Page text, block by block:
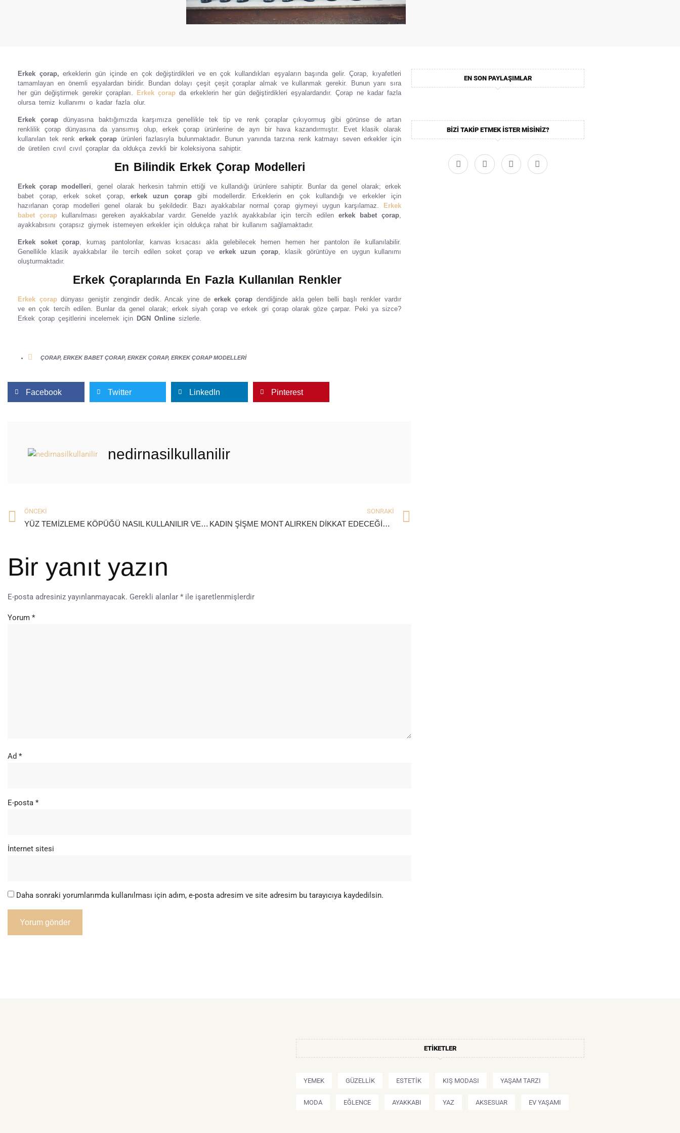
Erkek çorap,erkeklerin gün içinde en çok değiştirdikleri ve en çok kullandıkları eşyaların başında gelir. Çorap, kıyafetleri
tamamlayan en önemli eşyalardan biridir. Bundan dolayı çeşit çeşit çoraplar almak ve kullanmak gerekir. Bunun yanı sıra
her gün değiştirmek gerekir çorapları.
Erkek çorap da erkeklerin her gün değiştirdikleri eşyalardandır. Çorap ne kadar fazla
olursa temiz kullanımı o kadar fazla olur.
Erkek çorapdünyasına baktığımızda karşımıza genellikle tek tip ve renk çoraplar çıkıyormuş gibi görünse de artan
renklilik çorap dünyasına da yansımış olup, erkek çorap ürünlerine de ayrı bir hava kazandırmıştır. Evet klasik olarak
kullanılan tek renk erkek çorap ürünleri fazlasıyla bulunmaktadır. Bunun yanında tarzına renk katmayı seven erkekler için
de üretilen cıvıl cıvıl çoraplar da oldukça zevkli bir koleksiyona sahiptir.
En Bilindik Erkek Çorap Modelleri
Erkek çorap modelleri, genel olarak herkesin tahmin ettiği ve kullandığı ürünlere sahiptir. Bunlar da genel olarak; erkek
babet çorap, erkek soket çorap, erkek uzun çorap gibi modellerdir. Erkeklerin en çok kullandığı ve erkekler için
hazırlanan çorap modelleri genel olarak bu şekildedir. Bazı ayakkabılar normal çorap giymeyi uygun karşılamaz.
Erkek
babet çorap
kullanılması gereken ayakkabılar vardır. Genelde yazlık ayakkabılar için tercih edilen erkek babet çorap,
ayakkabısını çorapsız giymek istemeyen erkekler için oldukça rahat bir kullanım sağlamaktadır.
Erkek soket çorap, kumaş pantolonlar, kanvas kısacası akla gelebilecek hemen hemen her pantolon ile kullanılabilir.
Genellikle klasik ayakkabılar ile tercih edilen soket çorap ve erkek uzun çorap, klasik görüntüye en uygun kullanımı
oluşturmaktadır.
Erkek Çoraplarında En Fazla Kullanılan Renkler
Erkek çorap dünyası geniştir zengindir dedik. Ancak yine deerkek çorap dendiğinde akla gelen belli başlı renkler vardır
ve en çok tercih edilen. Bunlar da genel olarak; erkek siyah çorap ve erkek gri çorap olarak göze çarpar. Peki ya sizce?
Erkek çorap çeşitlerini incelemek için DGN Online sizlerle.
ÇORAP, ERKEK BABET ÇORAP, ERKEK ÇORAP, ERKEK ÇORAP MODELLERİ
Facebook Twitter LinkedIn Pinterest
nedirnasilkullanilir
ÖNCEKI
YÜZ TEMİZLEME KÖPÜĞÜ NASIL KULLANILIR VE FAYDALARI NELERDİR?
SONRAKI
KADIN ŞİŞME MONT ALIRKEN DİKKAT EDECEĞİNİZ 4 AYRINTI
Bir yanıt yazın
E-posta adresiniz yayınlanmayacak. Gerekli alanlar * ile işaretlenmişlerdir
Yorum *
Ad *
E-posta *
İnternet sitesi
Daha sonraki yorumlarımda kullanılması için adım, e-posta adresim ve site adresim bu tarayıcıya kaydedilsin.
EN SON PAYLAŞIMLAR
BIZI TAKIP ETMEK ISTER MISINIZ?
ETIKETLER
YEMEK GÜZELLIK ESTETIK KIŞ MODASI YAŞAM TARZI
MODA EĞLENCE AYAKKABI YAZ AKSESUAR EV YAŞAMI